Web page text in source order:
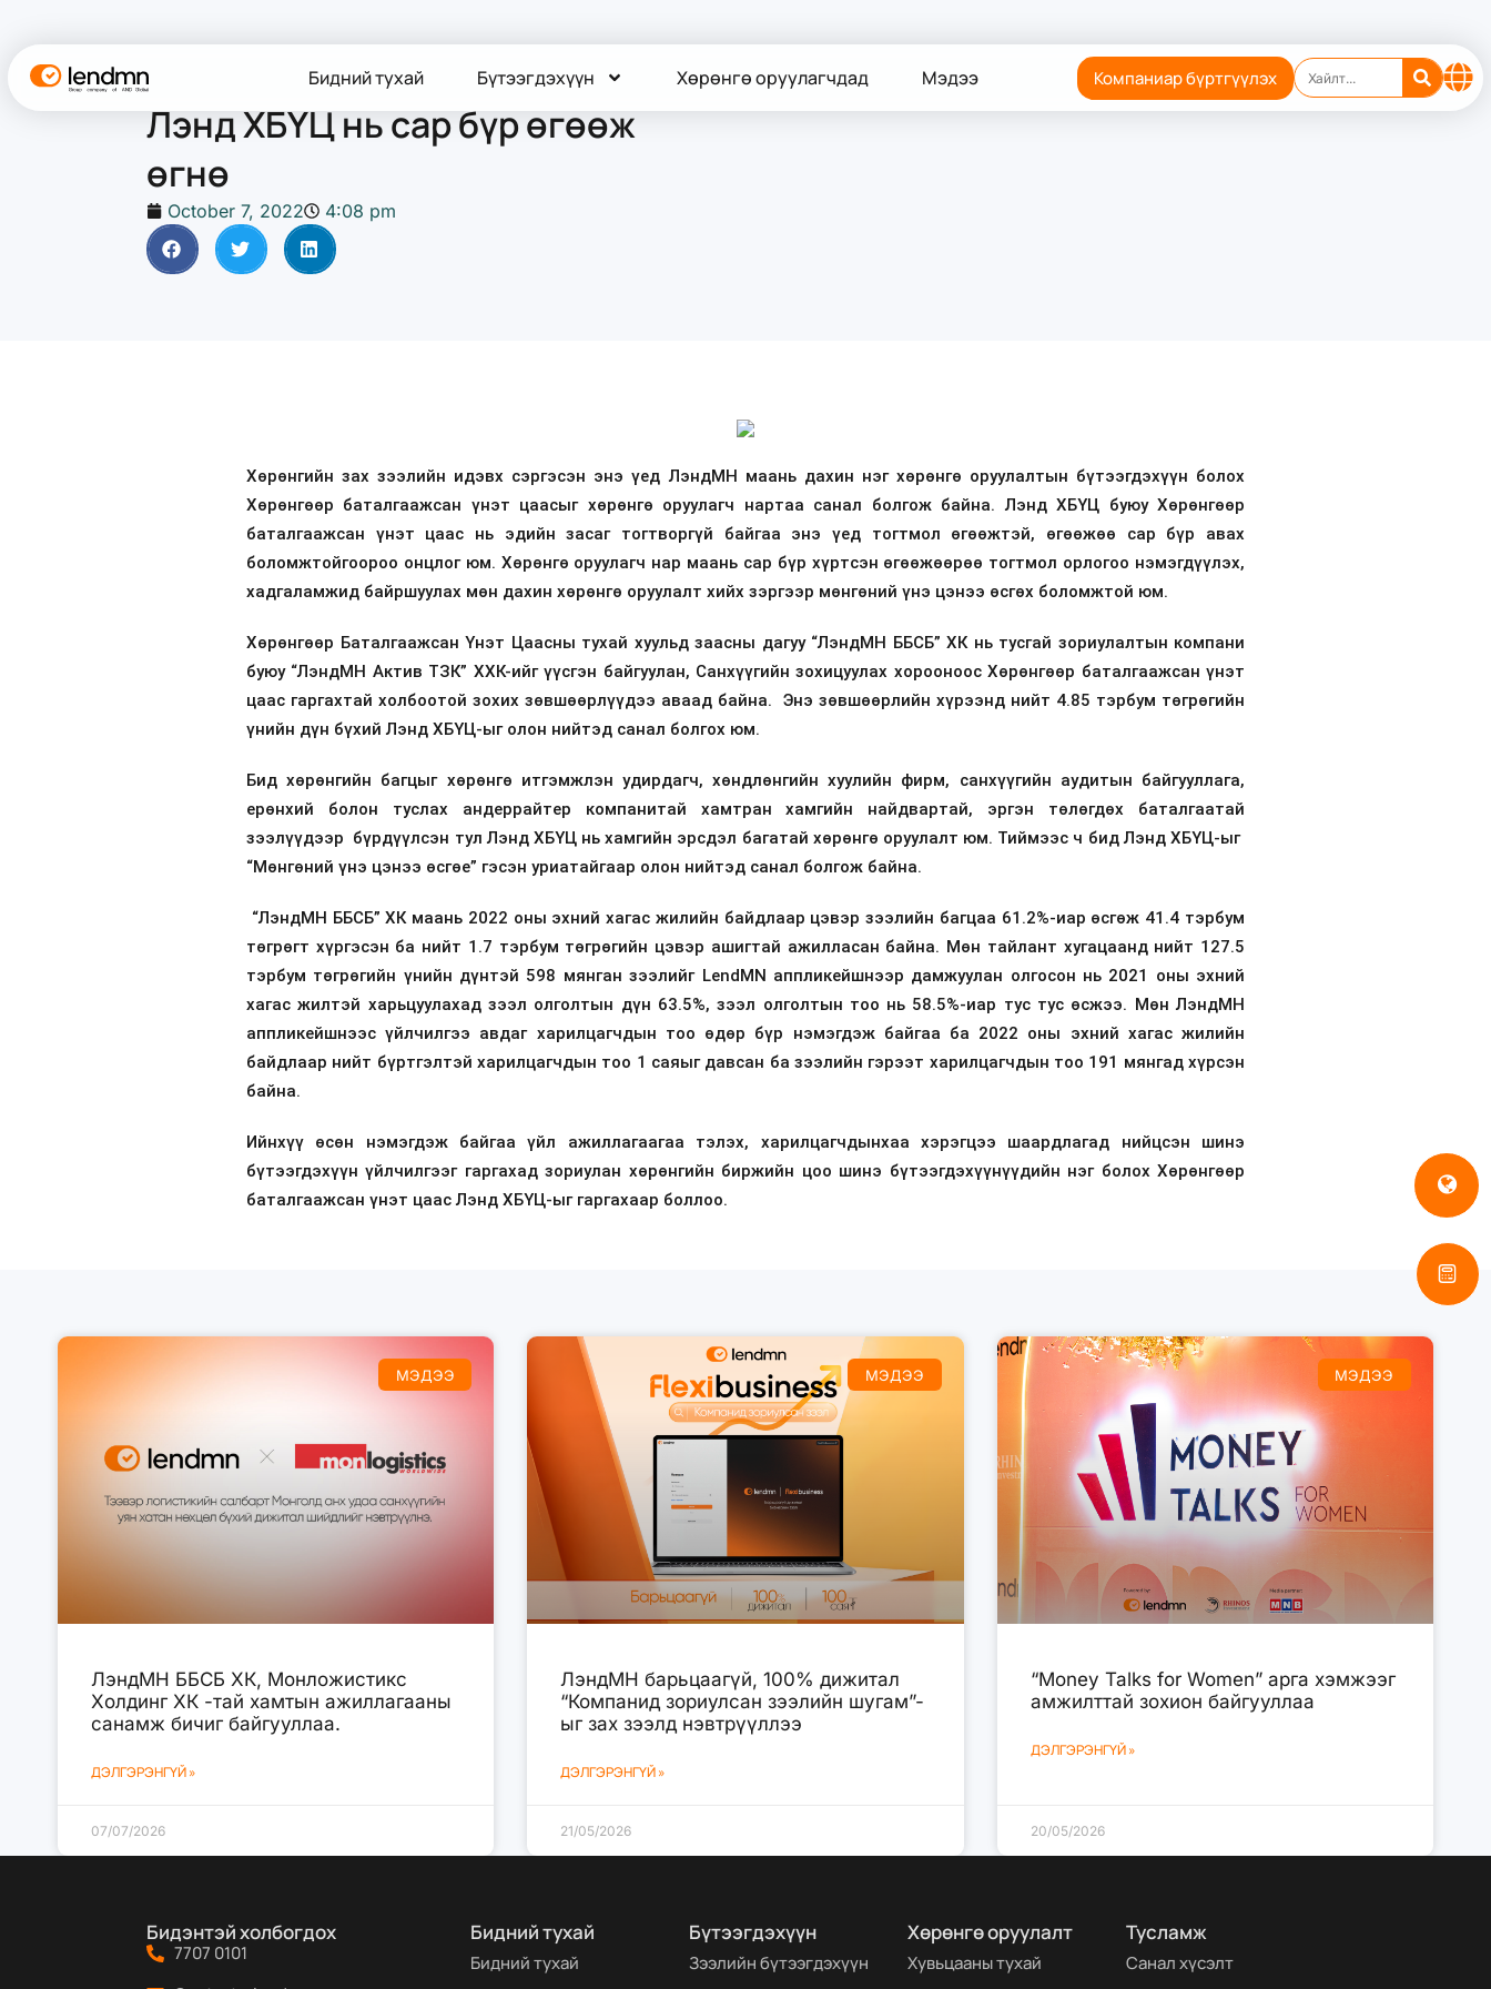
Бидний тухай Бүтээгдэхүүн Хөрөнгө оруулагчдад Мэдээ Компаниар бүртгүүлэх
Лэнд ХБҮЦ нь сар бүр өгөөж
өгнө
October 7, 2022 4:08 pm
Хөрөнгийн зах зээлийн идэвх сэргэсэн энэ үед ЛэндМН маань дахин нэг хөрөнгө оруулалтын бүтээгдэхүүн болох
Хөрөнгөөр баталгаажсан үнэт цаасыг хөрөнгө оруулагч нартаа санал болгож байна. Лэнд ХБҮЦ буюу Хөрөнгөөр
баталгаажсан үнэт цаас нь эдийн засаг тогтворгүй байгаа энэ үед тогтмол өгөөжтэй, өгөөжөө сар бүр авах
боломжтойгоороо онцлог юм. Хөрөнгө оруулагч нар маань сар бүр хүртсэн өгөөжөөрөө тогтмол орлогоо нэмэгдүүлэх,
хадгаламжид байршуулах мөн дахин хөрөнгө оруулалт хийх зэргээр мөнгөний үнэ цэнээ өсгөх боломжтой юм.
Хөрөнгөөр Баталгаажсан Үнэт Цаасны тухай хуульд заасны дагуу “ЛэндМН ББСБ” ХК нь тусгай зориулалтын компани
буюу “ЛэндМН Актив ТЗК” ХХК-ийг үүсгэн байгуулан, Санхүүгийн зохицуулах хорооноос Хөрөнгөөр баталгаажсан үнэт
цаас гаргахтай холбоотой зохих зөвшөөрлүүдээ аваад байна. Энэ зөвшөөрлийн хүрээнд нийт 4.85 тэрбум төгрөгийн
үнийн дүн бүхий Лэнд ХБҮЦ-ыг олон нийтэд санал болгох юм.
Бид хөрөнгийн багцыг хөрөнгө итгэмжлэн удирдагч, хөндлөнгийн хуулийн фирм, санхүүгийн аудитын байгууллага,
ерөнхий болон туслах андеррайтер компанитай хамтран хамгийн найдвартай, эргэн төлөгдөх баталгаатай
зээлүүдээр бүрдүүлсэн тул Лэнд ХБҮЦ нь хамгийн эрсдэл багатай хөрөнгө оруулалт юм. Тиймээс ч бид Лэнд ХБҮЦ-ыг
“Мөнгөний үнэ цэнээ өсгөе” гэсэн уриатайгаар олон нийтэд санал болгож байна.
“ЛэндМН ББСБ” ХК маань 2022 оны эхний хагас жилийн байдлаар цэвэр зээлийн багцаа 61.2%-иар өсгөж 41.4 тэрбум
төгрөгт хүргэсэн ба нийт 1.7 тэрбум төгрөгийн цэвэр ашигтай ажилласан байна. Мөн тайлант хугацаанд нийт 127.5
тэрбум төгрөгийн үнийн дүнтэй 598 мянган зээлийг LendMN аппликейшнээр дамжуулан олгосон нь 2021 оны эхний
хагас жилтэй харьцуулахад зээл олголтын дүн 63.5%, зээл олголтын тоо нь 58.5%-иар тус тус өсжээ. Мөн ЛэндМН
аппликейшнээс үйлчилгээ авдаг харилцагчдын тоо өдөр бүр нэмэгдэж байгаа ба 2022 оны эхний хагас жилийн
байдлаар нийт бүртгэлтэй харилцагчдын тоо 1 саяыг давсан ба зээлийн гэрээт харилцагчдын тоо 191 мянгад хүрсэн
байна.
Ийнхүү өсөн нэмэгдэж байгаа үйл ажиллагаагаа тэлэх, харилцагчдынхаа хэрэгцээ шаардлагад нийцсэн шинэ
бүтээгдэхүүн үйлчилгээг гаргахад зориулан хөрөнгийн биржийн цоо шинэ бүтээгдэхүүнүүдийн нэг болох Хөрөнгөөр
баталгаажсан үнэт цаас Лэнд ХБҮЦ-ыг гаргахаар боллоо.
МЭДЭЭ
ЛэндМН ББСБ ХК, Монложистикс
Холдинг ХК -тай хамтын ажиллагааны
санамж бичиг байгууллаа.
ДЭЛГЭРЭНГҮЙ »
07/07/2026
МЭДЭЭ
ЛэндМН барьцаагүй, 100% дижитал
“Компанид зориулсан зээлийн шугам”-
ыг зах зээлд нэвтрүүллээ
ДЭЛГЭРЭНГҮЙ »
21/05/2026
МЭДЭЭ
“Money Talks for Women” арга хэмжээг
амжилттай зохион байгууллаа
ДЭЛГЭРЭНГҮЙ »
20/05/2026
Бидэнтэй холбогдох
7707 0101
Бидний тухай
Бидний тухай
Бүтээгдэхүүн
Зээлийн бүтээгдэхүүн
Хөрөнгө оруулалт
Хувьцааны тухай
Тусламж
Санал хүсэлт